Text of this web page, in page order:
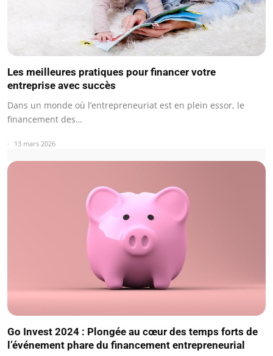
Les meilleures pratiques pour financer votre
entreprise avec succès
Dans un monde où l’entrepreneuriat est en plein essor, le
financement des…
13 mars 2026
Go Invest 2024 : Plongée au cœur des temps forts de
l’événement phare du financement entrepreneurial